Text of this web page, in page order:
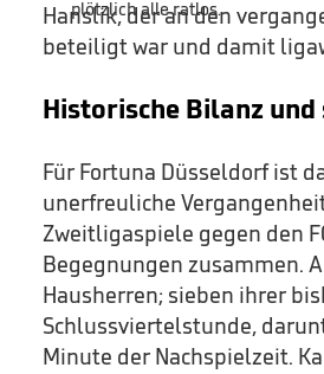
Hanslik, der an den
beteiligt war und damit
Historische Bilanz und
Für Fortuna Düsseldorf ist
unerfreuliche
Zweitligaspiele gegen den
Begegnungen zusammen.
Hausherren; sieben ihrer
Schlussviertelstunde,
Minute der Nachspielzeit.